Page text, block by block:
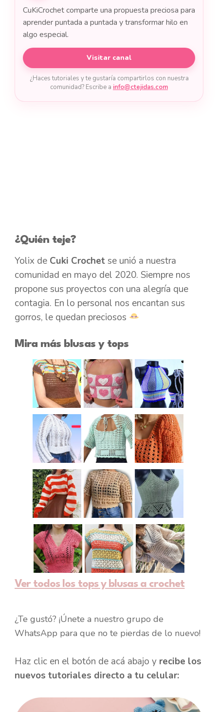
CuKiCrochet comparte una propuesta preciosa para
aprender puntada a puntada y transformar hilo en
algo especial.
Visitar canal
¿Haces tutoriales y te gustaría compartirlos con nuestra
comunidad? Escribe a info@ctejidas.com
¿Quién teje?
Yolix de Cuki Crochetse unió a nuestra
comunidad en mayo del 2020. Siempre nos
propone sus proyectos con una alegría que
contagia. En lo personal nos encantan sus
gorros, le quedan preciosos
Mira más blusas y tops
Ver todos los tops y blusas a crochet
¿Te gustó? ¡Únete a nuestro grupo de
WhatsApp para que no te pierdas de lo nuevo!
Haz clic en el botón de acá abajo y recibe los
nuevos tutoriales directo a tu celular: